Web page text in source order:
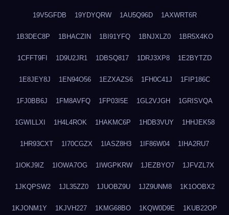
19V5GFDB 19YDYQRW 1AU5Q96D 1AXWRT6R
1B3DEC8P 1BHACZIN 1BI91YFQ 1BNJXLZ0 1BR5X4KO
1CFFT9FI 1D9U2JR1 1DBSQ817 1DRJ3XP8 1E2BYTZD
1E8JEY8J 1EN94O56 1EZXAZS6 1FH0C41J 1FIP186C
1FJ0BB6J 1FM8AVFQ 1FP03I5E 1GL2VJGH 1GRISVQA
1GWILLXI 1H4L4ROK 1HAKMC6P 1HDB3VUY 1HHJEK58
1HR93CXT 1I70CGZX 1IASZ8H3 1IF86W04 1IHA2RU7
1IOKJ9IZ 1IOWA7OG 1IWGPKRW 1JEZBYO7 1JFVZL7X
1JKQPSW2 1JL35ZZ0 1JUOBZ9U 1JZ9UNM8 1K1OOBX2
1KJONM1Y 1KJVH227 1KMG68BO 1KQW0D9E 1KUB22OP